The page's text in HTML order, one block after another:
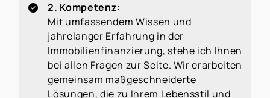
2. Kompetenz:
Mit umfassendem Wissen und
jahrelanger Erfahrung in der
Immobilienfinanzierung, stehe ich Ihnen
bei allen Fragen zur Seite. Wir erarbeiten
gemeinsam maßgeschneiderte
Lösungen, die zu Ihrem Lebensstil und